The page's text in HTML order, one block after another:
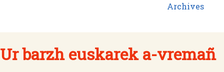
Archives
Ur barzh euskarek a-vremañ